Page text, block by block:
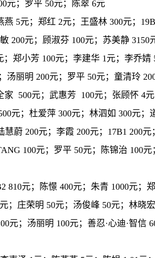
元；罗平 50元；陈翠 6元
5元；郑红 2元；王盛林 300元；
200元；顾淑芬 100元；苏美静 3150
郑小芳 100元；李建华 1元；李乔
汤丽明 200元；罗平 50元；童清玲
500元；武惠芳 100元；张顾怀 4
元；杜爱萍 300元；林泗如 300元；
蔚 200元；李霞 200元；17B1 200
100元；罗平 50元；陈锦治 100
810元；陈憬 400元；朱青 1000元；
；庄荣明 50元；汤俊峰 50元；林晓
元；汤丽明 100元；善忍·心迪·智信